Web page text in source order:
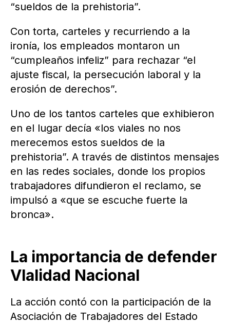
“sueldos de la prehistoria”.
Con torta, carteles y recurriendo a la
ironía, los empleados montaron un
“cumpleaños infeliz” para rechazar “el
ajuste fiscal, la persecución laboral y la
erosión de derechos”.
Uno de los tantos carteles que exhibieron
en el lugar decía «los viales no nos
merecemos estos sueldos de la
prehistoria”. A través de distintos mensajes
en las redes sociales, donde los propios
trabajadores difundieron el reclamo, se
impulsó a «que se escuche fuerte la
bronca».
La importancia de defender
VIalidad Nacional
La acción contó con la participación de la
Asociación de Trabajadores del Estado